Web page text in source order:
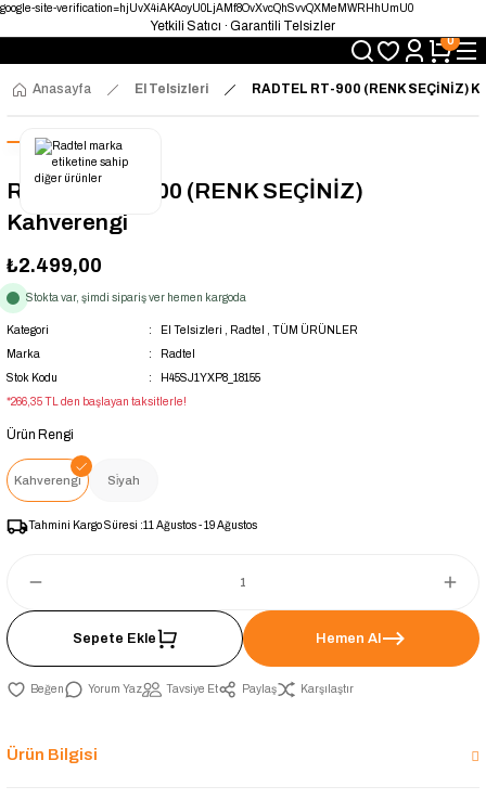
google-site-verification=hjUvX4iAKAoyU0LjAMf8OvXvcQhSvvQXMeMWRHhUmU0
Yetkili Satıcı · Garantili Telsizler
Uygun Fiyat · Hızlı Teslimat
Türkiye’nin Telsiz Merkezi
0
Anasayfa El Telsizleri RADTEL RT-900 (RENK SEÇİNİZ)
RADTEL RT-900 (RENK SEÇİNİZ)
Kahverengi
₺2.499,00
Stokta var, şimdi sipariş ver hemen kargoda
Kategori El Telsizleri Radtel
TÜM ÜRÜNLER
Marka
Radtel
Stok Kodu
H45SJ1YXP8_18155
*266,35 TL den başlayan taksitlerle!
Ürün Rengi
Kahverengi Si̇yah
Tahmini Kargo Süresi :11 Ağustos - 19 Ağustos
Sepete Ekle Hemen Al
Yorum Yaz Tavsiye Et Paylaş Karşılaştır
Ürün Bilgisi